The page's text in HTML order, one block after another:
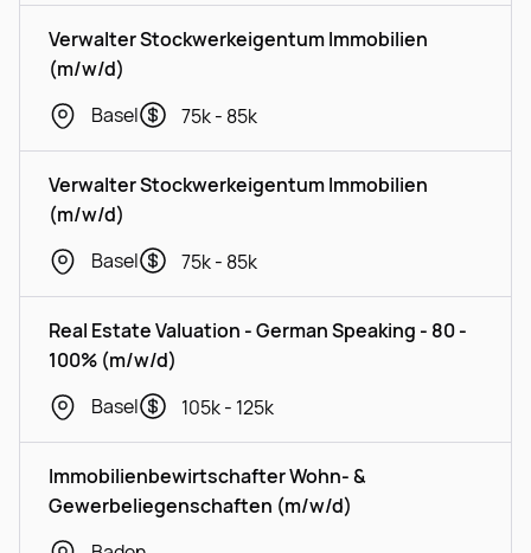
Verwalter Stockwerkeigentum Immobilien
(m/w/d)
Basel
75k - 85k
Verwalter Stockwerkeigentum Immobilien
(m/w/d)
Basel
75k - 85k
Real Estate Valuation - German Speaking - 80 -
100% (m/w/d)
Basel
105k - 125k
Immobilienbewirtschafter Wohn- &
Gewerbeliegenschaften (m/w/d)